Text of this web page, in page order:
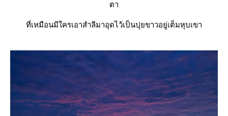
ตา
ที่เหมือนมีใครเอาสำลีมาอุดไว้เป็นปุยขาวอยู่เต็มหุบเขา